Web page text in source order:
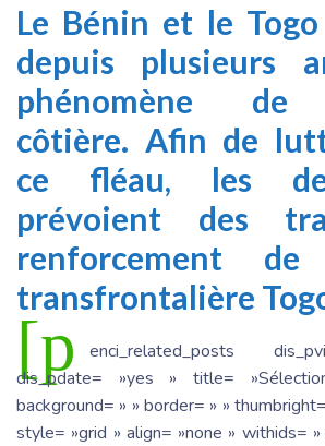
Le Bénin et le
depuis plusieurs
phénomène de
côtière. Afin de
ce fléau, les
prévoient des
renforcement
transfrontalière
[p
enci_related_posts
dis_pdate= »yes » title=
background= » » border= » »
style= »grid » align= »none » withids=